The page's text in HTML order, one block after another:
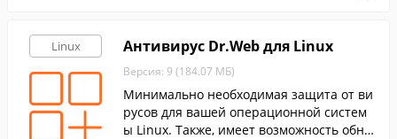
Linux Антивирус Dr.Web для Linux
Версия: 9 (184.07 МБ)
Минимально необходимая защита от ви
русов для вашей операционной систем
ы Linux. Также, имеет возможность обна